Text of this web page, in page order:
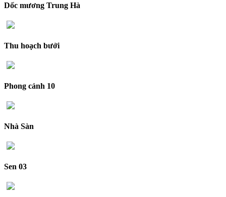
Dốc mương Trung Hà
Thu hoạch bưởi
Phong cảnh 10
Nhà Sàn
Sen 03